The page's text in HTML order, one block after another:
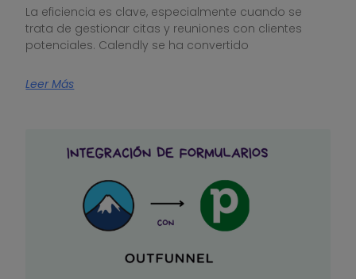
La eficiencia es clave, especialmente cuando se
trata de gestionar citas y reuniones con clientes
potenciales. Calendly se ha convertido
Leer Más